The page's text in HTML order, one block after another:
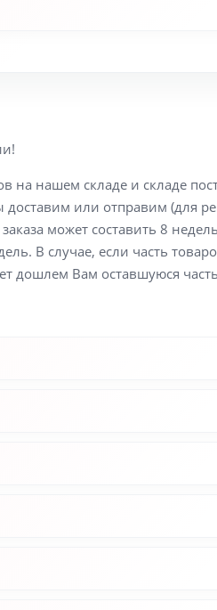
на нашем складе и складе
или отправим (для
может составить 8
В случае, если часть
дошлем Вам оставшуюся часть